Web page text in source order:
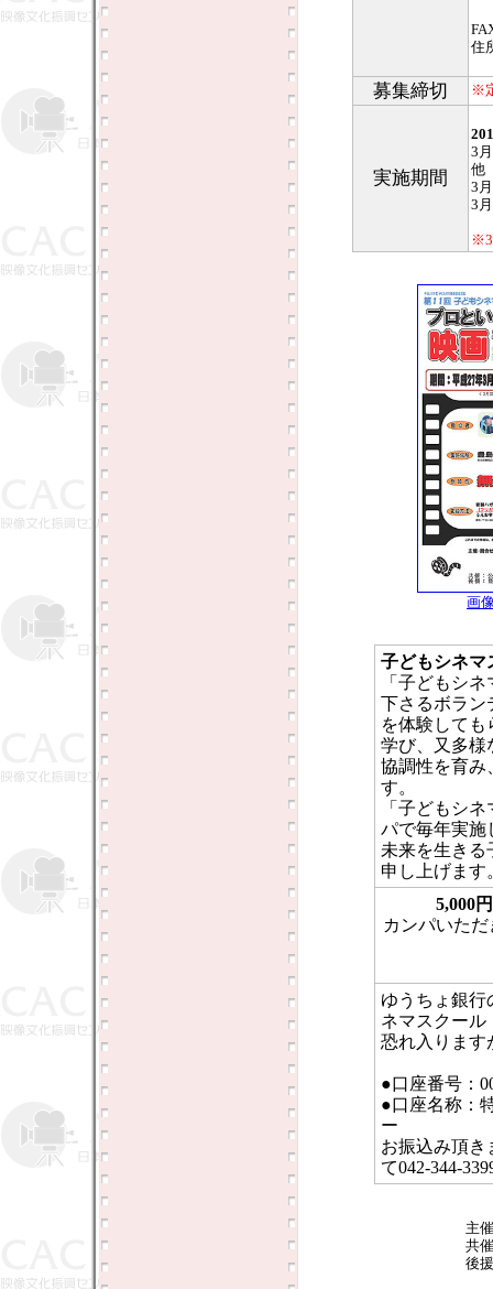
住
募集締切 ※
実施期間
3
他
3
3
※3
画
子どもシネマ
「子どもシ
下さるボラン
を体験して
学び、又多様
協調性を育み
す。
「子どもシ
パで毎年実施
未来を生きる
申し上げます
5,000
カンパいた
ゆうちょ銀行
ネマスクー
恐れ入ります
●口座番号：
●口座名称：
ー
お振込み頂き
て042-344-
主
共
後